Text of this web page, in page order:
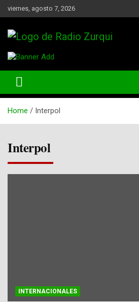
Skip
to
viernes, agosto 7, 2026
Radio Zurqui
Home Interpol
Interpol
INTERNACIONALES